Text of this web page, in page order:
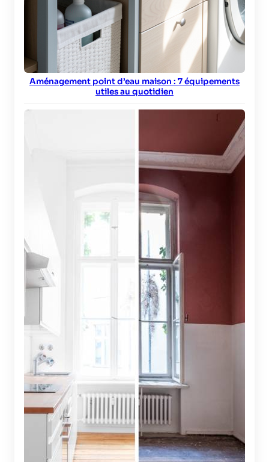
Aménagement point d’eau maison : 7 équipements
utiles au quotidien